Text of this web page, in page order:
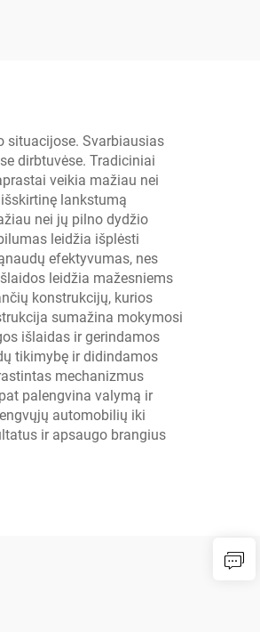
situacijose. Svarbiausias
dirbtuvėse. Tradiciniai
veikia mažiau nei
lankstumą
nei jų pilno dydžio
leidžia išplėsti
efektyvumas, nes
leidžia mažesniems
konstrukcijų, kurios
sumažina mokymosi
išlaidas ir gerindamos
tikimybę ir didindamos
mechanizmus
palengvina valymą ir
automobilių iki
ir apsaugo brangius